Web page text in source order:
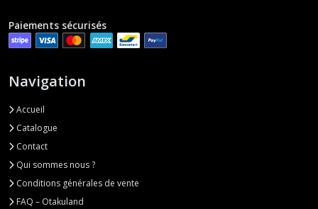
Paiements sécurisés
Navigation
Accueil
Catalogue
Contact
Qui sommes nous ?
Conditions générales de vente
FAQ – Otakuland